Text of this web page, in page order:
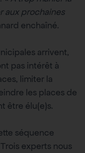
aux prochaines
enchaîné.
arrivent,
pas intérêt à
limiter la
les places de
être élu(e)s.
séquence
experts nous